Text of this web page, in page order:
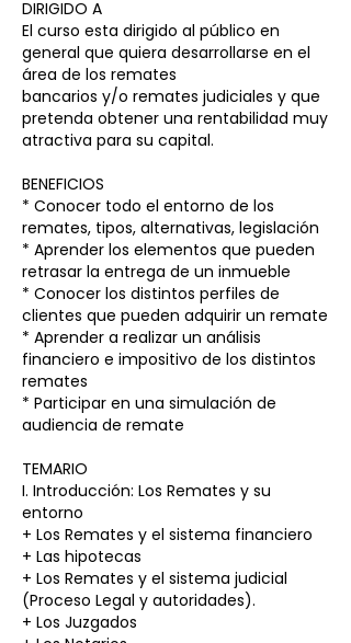
DIRIGIDO A
El curso esta dirigido al público en
general que quiera desarrollarse en el
área de los remates
bancarios y/o remates judiciales y que
pretenda obtener una rentabilidad muy
atractiva para su capital.
BENEFICIOS
* Conocer todo el entorno de los
remates, tipos, alternativas, legislación
* Aprender los elementos que pueden
retrasar la entrega de un inmueble
* Conocer los distintos perfiles de
clientes que pueden adquirir un remate
* Aprender a realizar un análisis
financiero e impositivo de los distintos
remates
* Participar en una simulación de
audiencia de remate
TEMARIO
I. Introducción: Los Remates y su
entorno
+ Los Remates y el sistema financiero
+ Las hipotecas
+ Los Remates y el sistema judicial
(Proceso Legal y autoridades).
+ Los Juzgados